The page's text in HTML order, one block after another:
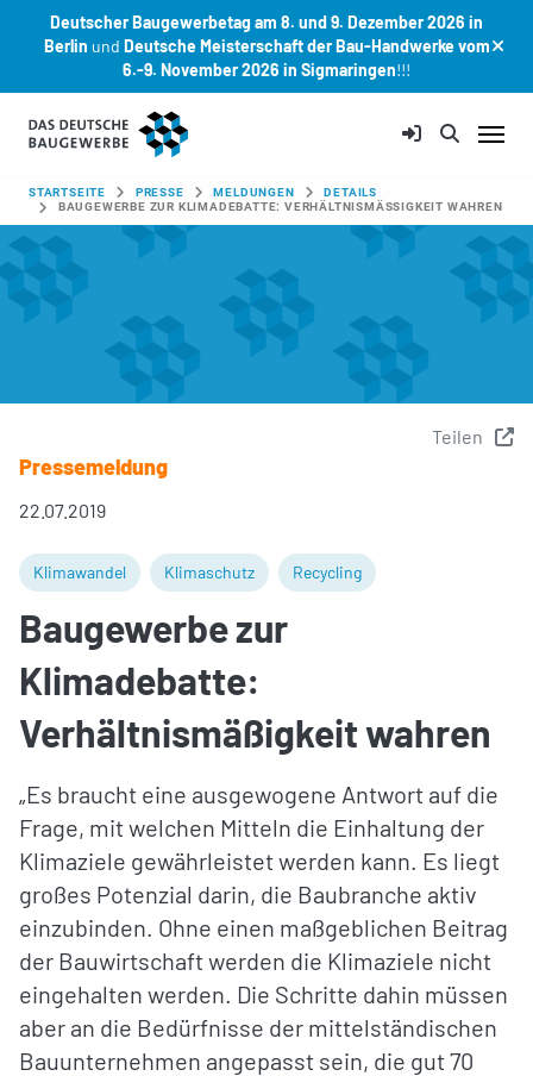
Deutscher Baugewerbetag am 8. und 9. Dezember 2026 in
Berlin und Deutsche Meisterschaft der Bau-Handwerke vom
6.-9. November 2026 in Sigmaringen!!!
Zum Hauptinhalt springen
SIE SIND HIER:
STARTSEITE PRESSE MELDUNGEN
DETAILS
BAUGEWERBE ZUR KLIMADEBATTE: VERHÄLTNISMÄSSIGKEIT WAHREN
Teilen
Pressemeldung
22.07.2019
Klimawandel Klimaschutz Recycling
Baugewerbe zur
Klimadebatte:
Verhältnismäßigkeit wahren
„Es braucht eine ausgewogene Antwort auf die
Frage, mit welchen Mitteln die Einhaltung der
Klimaziele gewährleistet werden kann. Es liegt
großes Potenzial darin, die Baubranche aktiv
einzubinden. Ohne einen maßgeblichen Beitrag
der Bauwirtschaft werden die Klimaziele nicht
eingehalten werden. Die Schritte dahin müssen
aber an die Bedürfnisse der mittelständischen
Bauunternehmen angepasst sein, die gut 70